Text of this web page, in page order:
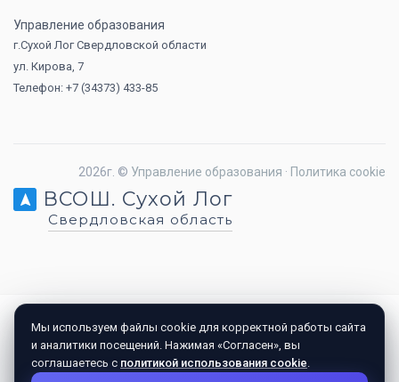
Управление образования
г.Сухой Лог Свердловской области
ул. Кирова, 7
Телефон: +7 (34373) 433-85
2026г. © Управление образования · Политика cookie
ВСОШ. Сухой Лог
Свердловская область
Мы используем файлы cookie для корректной работы сайта
и аналитики посещений. Нажимая «Согласен», вы
соглашаетесь с политикой использования cookie.